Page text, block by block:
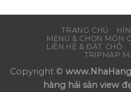
TRANG CHỦ
MENU & CHỌN MÓN
LIÊN HỆ & ĐẶT CHỖ
TRIPMAP
Copyright ©
hàng hải sản view